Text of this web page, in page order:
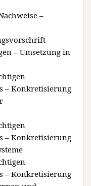
–
– Umsetzung in
– Konkretisierung
– Konkretisierung
– Konkretisierung